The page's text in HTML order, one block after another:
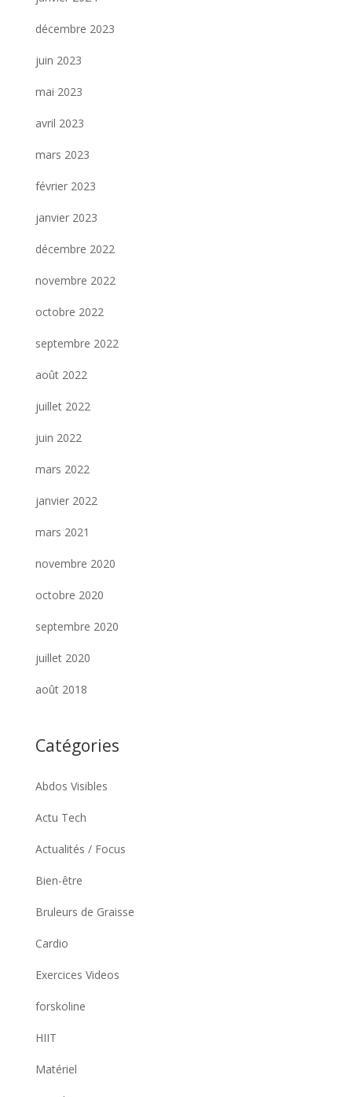
décembre 2023
juin 2023
mai 2023
avril 2023
mars 2023
février 2023
janvier 2023
décembre 2022
novembre 2022
octobre 2022
septembre 2022
août 2022
juillet 2022
juin 2022
mars 2022
janvier 2022
mars 2021
novembre 2020
octobre 2020
septembre 2020
juillet 2020
août 2018
Catégories
Abdos Visibles
Actu Tech
Actualités / Focus
Bien-être
Bruleurs de Graisse
Cardio
Exercices Videos
forskoline
HIIT
Matériel